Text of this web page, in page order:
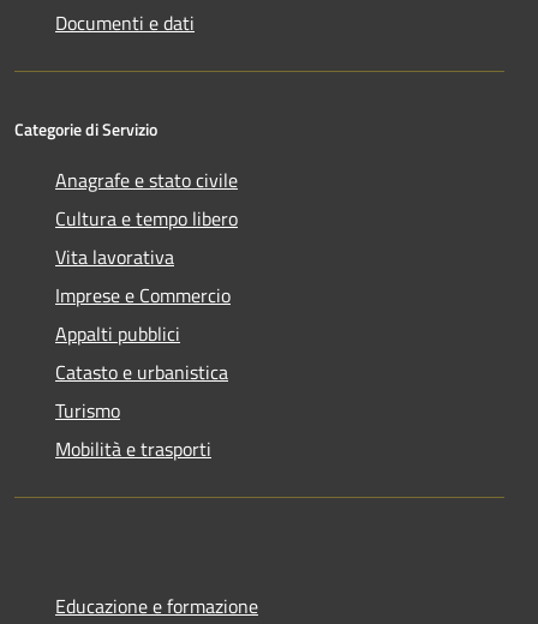
Documenti e dati
Categorie di Servizio
Anagrafe e stato civile
Cultura e tempo libero
Vita lavorativa
Imprese e Commercio
Appalti pubblici
Catasto e urbanistica
Turismo
Mobilità e trasporti
Educazione e formazione